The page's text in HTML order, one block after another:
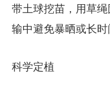
带土球挖苗，用草
输中避免暴晒或长时
​​科学定植​​